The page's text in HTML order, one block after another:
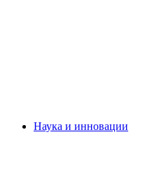
Наука и инновации